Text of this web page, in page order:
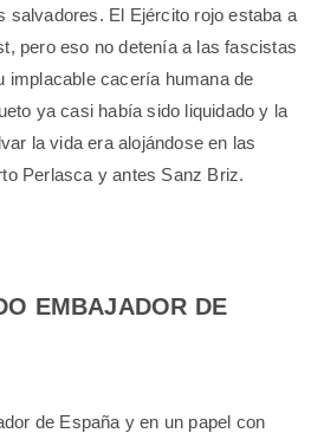
salvadores. El Ejército rojo estaba a
pero eso no detenía a las fascistas
implacable cacería humana de
ya casi había sido liquidado y la
la vida era alojándose en las
Perlasca y antes Sanz Briz.
EMBAJADOR DE
de España y en un papel con